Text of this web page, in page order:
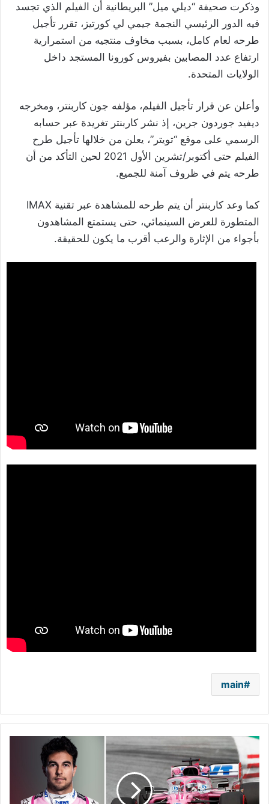
وذكرت صحيفة “ديلي ميل” البريطانية أن الفيلم الذي تجسد
فيه الدور الرئيسي النجمة جيمي لي كورتيز، تقرر تأجيل
طرحه لعام كامل، بسبب مخاوف منتجيه من استمرارية
ارتفاع عدد المصابين بفيروس كورونا المستجد داخل
الولايات المتحدة.
وأعلن عن قرار تأجيل الفيلم، مؤلفه جون كاربنتر، ومخرجه
ديفيد جوردون جرين، إذ نشر كاربنتر تغريدة عبر حسابه
الرسمي على موقع “تويتر”، يعلن من خلالها تأجيل طرح
الفيلم حتى أكتوبر/تشرين الأول 2021 لحين التأكد من أن
طرحه يتم في ظروف آمنة للجميع.
كما وعد كاربنتر أن يتم طرحه للمشاهدة عبر تقنية IMAX
المتطورة للعرض السينمائي، حتى يستمتع المشاهدون
بأجواء من الإثارة والرعب أقرب ما يكون للحقيقة.
main
سيرجيو
بيريز
الأسرع
في
التجارب